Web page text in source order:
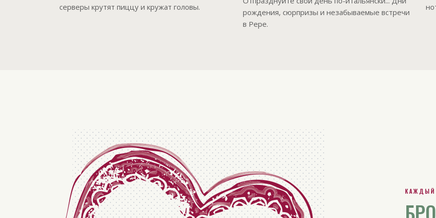
серверы крутят пиццу и кружат головы.
рождения, сюрпризы и незабываемые встречи
в Pepe.